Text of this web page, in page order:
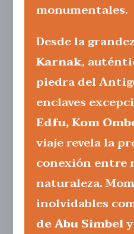
monumentales.
Desde la
Karnak,
piedra del
enclaves
Edfu, Kom
viaje revela la
conexión entre
naturaleza.
inolvidables
de Abu Simbel